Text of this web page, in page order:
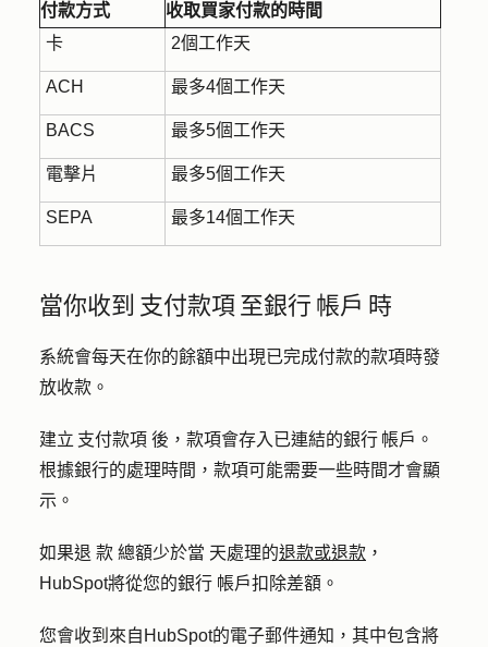
付款方式
收取買家付款的時間
卡
2個工作天
ACH 最多4個工作天
BACS 最多5個工作天
電擊片 最多5個工作天
SEPA 最多14個工作天
當你收到 支付款項 至銀行 帳戶 時
系統會每天在你的餘額中出現已完成付款的款項時發
放收款。
建立 支付款項 後，款項會存入已連結的銀行 帳戶。
根據銀行的處理時間，款項可能需要一些時間才會顯
示。
如果退 款 總額少於當 天處理的退款或退款 ，
HubSpot將從您的銀行 帳戶扣除差額。
您會收到來自HubSpot的電子郵件通知，其中包含將